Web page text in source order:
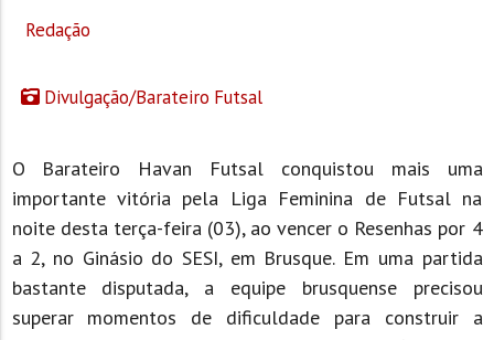
Redação
Divulgação/Barateiro Futsal
O Barateiro Havan Futsal conquistou mais uma
importante vitória pela Liga Feminina de Futsal na
noite desta terça-feira (03), ao vencer o Resenhas por 4
a 2, no Ginásio do SESI, em Brusque. Em uma partida
bastante disputada, a equipe brusquense precisou
superar momentos de dificuldade para construir a